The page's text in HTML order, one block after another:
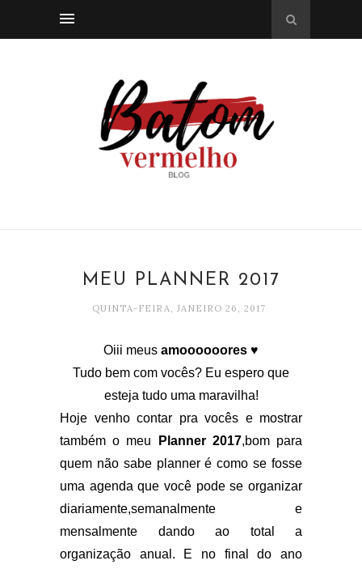
MEU PLANNER 2017
QUINTA-FEIRA, JANEIRO 26, 2017
Oiii meus amoooooores ♥
Tudo bem com vocês? Eu espero que
esteja tudo uma maravilha!
Hoje venho contar pra vocês e mostrar
também o meu
Planner 2017,bom para
quem não sabe planner é como se fosse
uma agenda que você pode se organizar
diariamente,semanalmente e
mensalmente dando ao total a
organização anual. E no final do ano